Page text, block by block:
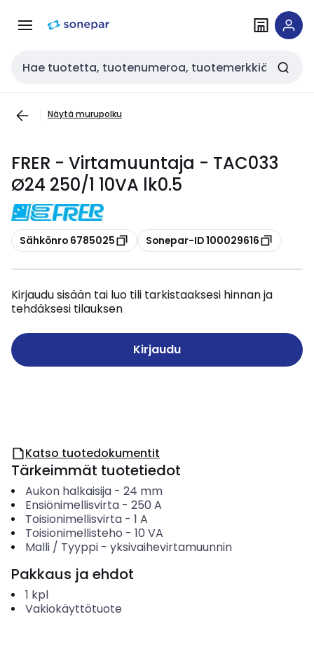
navigointiinsisältöön
Haku
Näytä murupolku
FRER - Virtamuuntaja - TAC033
Ø24 250/1 10VA lk0.5
Kopioi
Sähkönro 6785025 Kopioi
Sonepar-ID 100029616
Kirjaudu sisään tai luo tili tarkistaaksesi hinnan ja
tehdäksesi tilauksen
Kirjaudu
Katso tuotedokumentit
Tärkeimmät tuotetiedot
Aukon halkaisija- 24 mm
Ensiönimellisvirta- 250 A
Toisionimellisvirta- 1 A
Toisionimellisteho - 10 VA
Malli / Tyyppi- yksivaihevirtamuunnin
Pakkaus ja ehdot
1 kpl
Vakiokäyttötuote